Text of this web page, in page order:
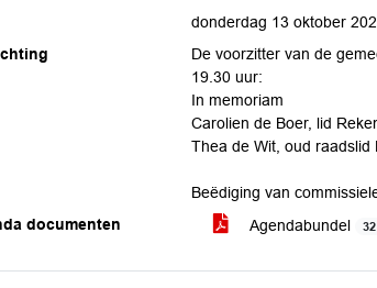
donderdag 13 oktober
De voorzitter van de
19.30 uur:
In memoriam
Carolien de Boer, lid
Thea de Wit, oud raadslid
Beëdiging van
documenten
Agendabundel